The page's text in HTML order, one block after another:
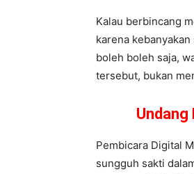
Kalau berbincang
karena
boleh boleh saja,
tersebut, bukan
Pembicara Digital
sungguh sakti